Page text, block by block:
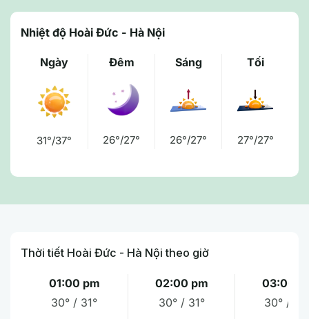
Nhiệt độ Hoài Đức - Hà Nội
Ngày
31°/37°
Đêm
26°/27°
Sáng
26°/27°
Tối
27°/27°
Thời tiết Hoài Đức - Hà Nội theo giờ
01:00 pm
30° / 31°
02:00 pm
30° / 31°
03:00
30° /